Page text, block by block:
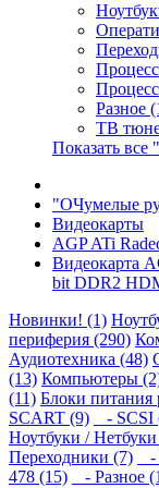
Разное
ТВ
Показать
"ОЧумелые
Видеокарты
AGP ATi
Видеокарта
bit DDR2
Новинки! (1)
периферия (290)
Аудиотехника (48)
(13) Компьютеры
(11) Блоки питания
SCART (9)
- SCSI
Ноутбуки /
Переходники (7)
-
478 (15)
- Разное